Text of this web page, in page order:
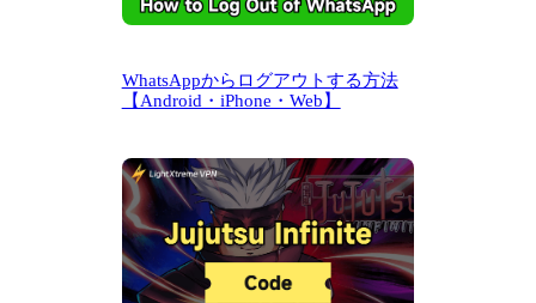
WhatsAppからログアウトする方法
【Android・iPhone・Web】